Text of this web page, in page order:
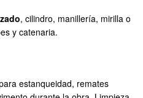
, cilindro, manillería, mirilla o
y catenaria.
estanqueidad, remates